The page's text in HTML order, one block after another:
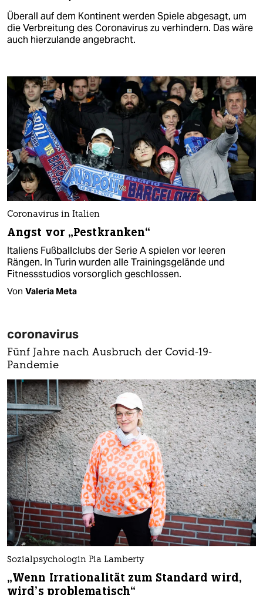
Überall auf dem Kontinent werden Spiele abgesagt, um
die Verbreitung des Coronavirus zu verhindern. Das wäre
auch hierzulande angebracht.
Coronavirus in Italien
Angst vor „Pestkranken“
Italiens Fußballclubs der Serie A spielen vor leeren
Rängen. In Turin wurden alle Trainingsgelände und
Fitnessstudios vorsorglich geschlossen.
Von Valeria Meta
coronavirus
Fünf Jahre nach Ausbruch der Covid-19-
Pandemie
Sozialpsychologin Pia Lamberty
„Wenn Irrationalität zum Standard wird,
wird’s problematisch“